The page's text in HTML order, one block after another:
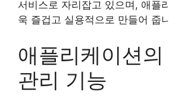
서비스로 자리잡고 있으며, 애플
욱 즐겁고 실용적으로 만들어 줍
애플리케이션
관리 기능